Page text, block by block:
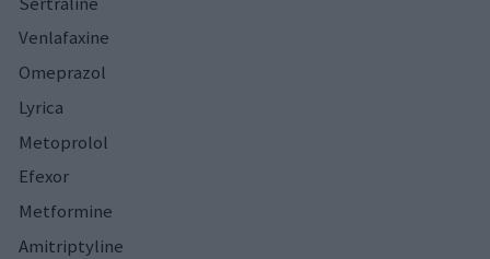
Venlafaxine
Omeprazol
Lyrica
Metoprolol
Efexor
Metformine
Amitriptyline